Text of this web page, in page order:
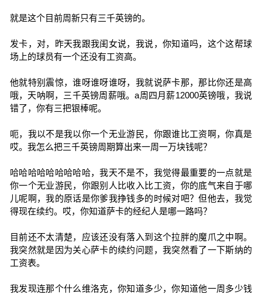
就是这个目前周新只有三千英镑的。
发卡，对，昨天我跟我闺女说，我说，你知道吗，这个这帮球
场上的球员有一个还没有工资高。
他就特别震惊，谁呀谁呀谁呀，我就说萨卡那，那比你还是高
哦，天呐啊，三千英镑周薪哦。a周四月薪12000英镑哦，我说
错了，你有三把银棒呢。
呃，我以不是我以你一个无业游民，你跟谁比工资啊，你真是
哎。我怎么把三千英镑周期算出来一周一万块钱呢？
哈哈哈哈哈哈哈哈哈，我天不是不，我觉得最重要的一点就是
你一个无业游民，你跟别人比收入比工资，你的底气来自于哪
儿呢啊，我的原话是你爹我挣钱多的时候对吧？但他去，我觉
得现在续约。哎，你知道萨卡的经纪人是哪一路吗？
目前还不太清楚，应该还没有落入到这个拉胖的魔爪之中啊。
我突然就是因为关心萨卡的续约问题，我突然看了一下斯纳的
工资表。
我发现连那个什么维洛克，你知道多少，你知道他一周多少钱